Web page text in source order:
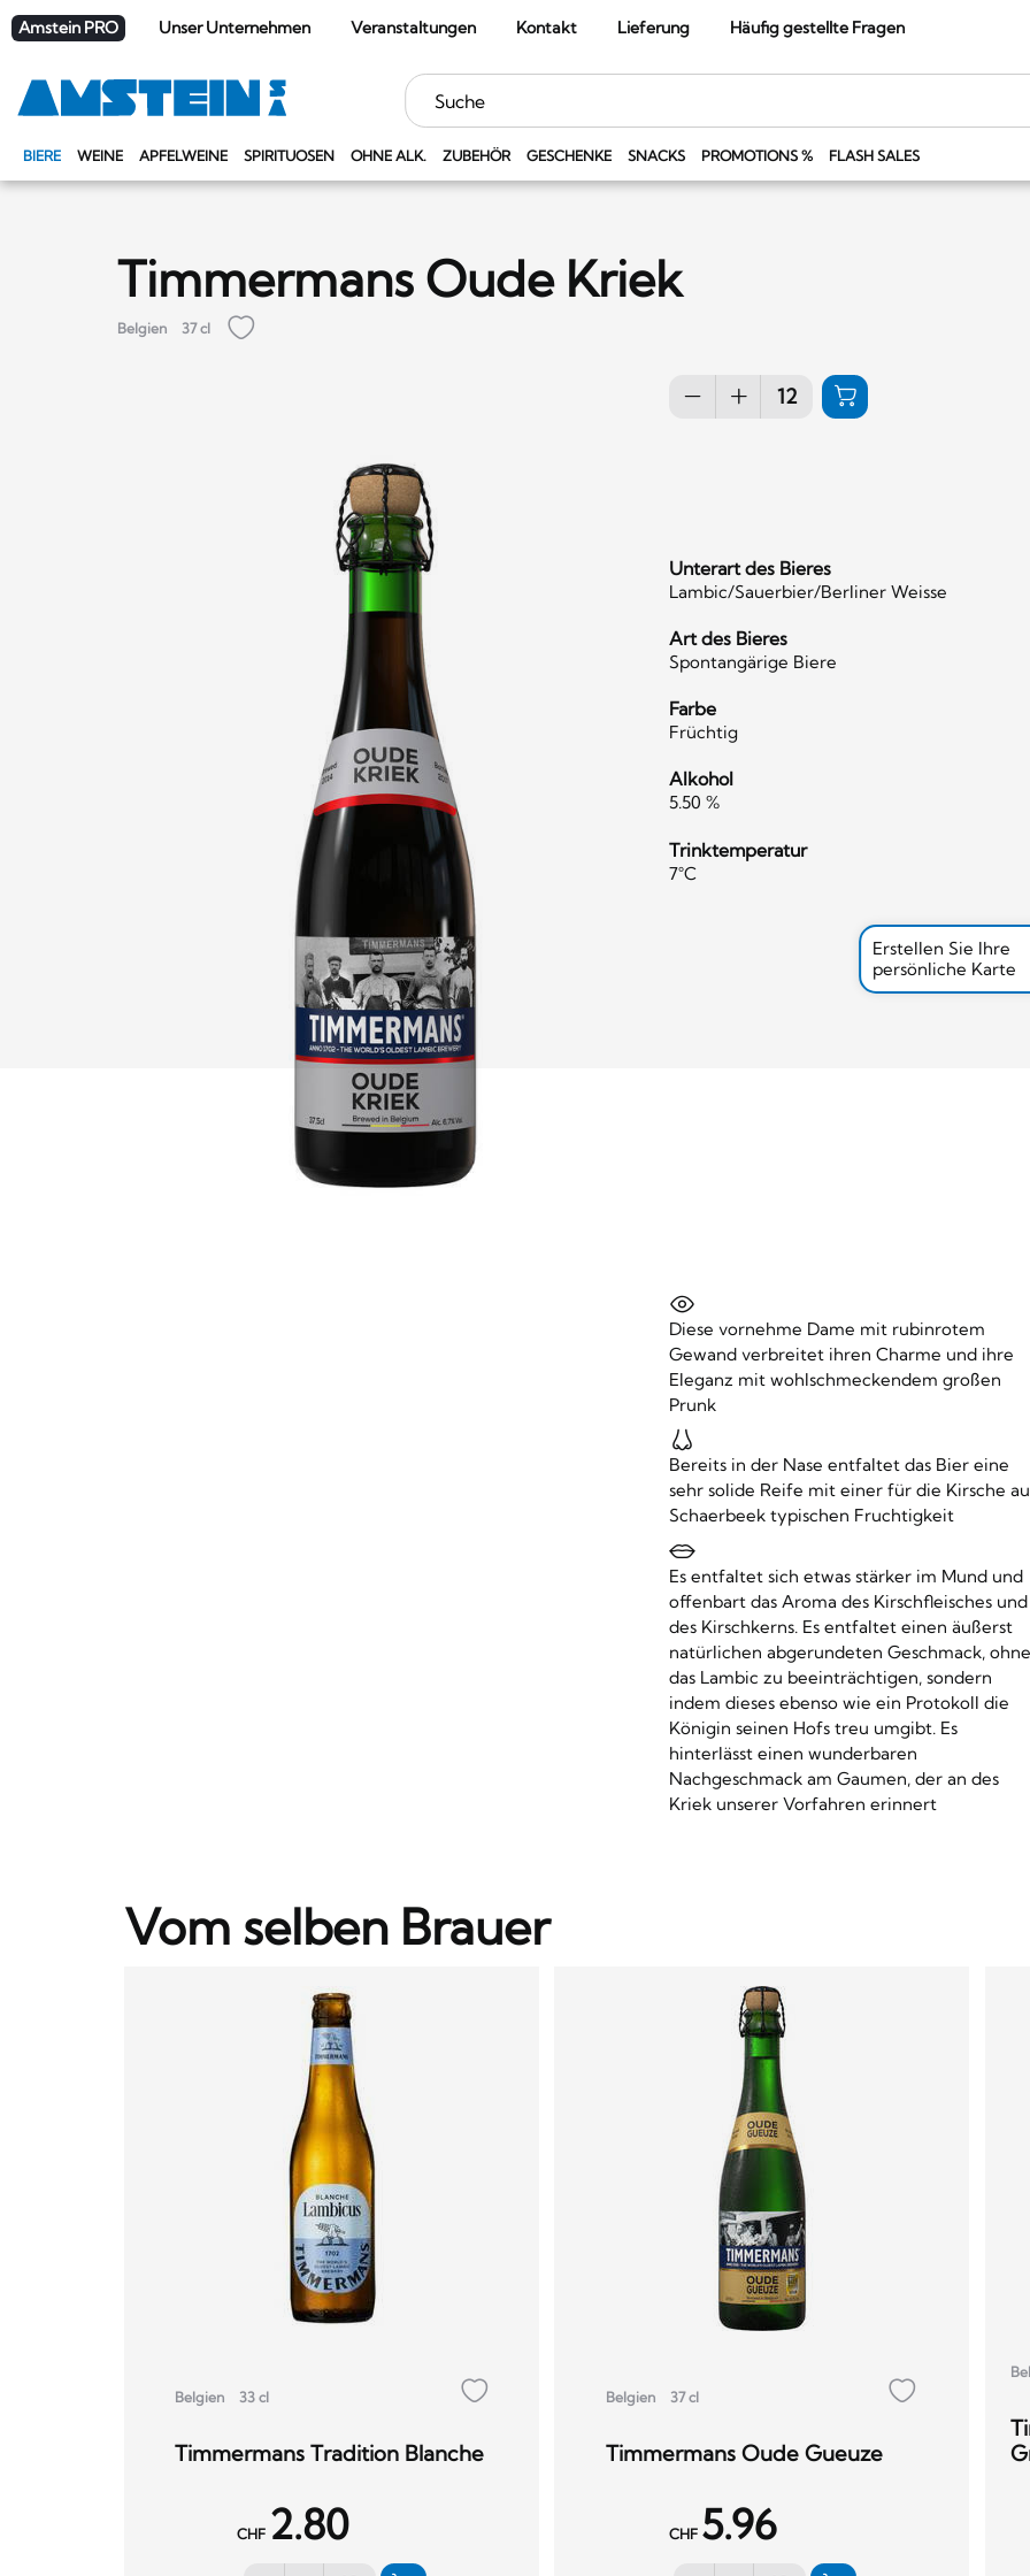
Amstein PRO Unser Unternehmen Veranstaltungen Kontakt Lieferung Häufig gestellte Fragen
BIERE WEINE APFELWEINE SPIRITUOSEN OHNE ALK. ZUBEHÖR GESCHENKE SNACKS PROMOTIONS % FLASH SALES
Stichwörter
Timmermans Oude Kriek
Belgien 37 cl
Unterart des Bieres
Lambic/Sauerbier/Berliner Weisse
Art des Bieres
Spontangärige Biere
Farbe
Früchtig
Alkohol
5.50 %
Trinktemperatur
7°C
Erstellen Sie Ihre
persönliche Karte
Diese vornehme Dame mit rubinrotem
Gewand verbreitet ihren Charme und ihre
Eleganz mit wohlschmeckendem großen
Prunk
Bereits in der Nase entfaltet das Bier eine
sehr solide Reife mit einer für die Kirsche
Schaerbeek typischen Fruchtigkeit
Es entfaltet sich etwas stärker im Mund und
offenbart das Aroma des Kirschfleisches und
des Kirschkerns. Es entfaltet einen äußerst
natürlichen abgerundeten Geschmack,
das Lambic zu beeinträchtigen, sondern
indem dieses ebenso wie ein Protokoll die
Königin seinen Hofs treu umgibt. Es
hinterlässt einen wunderbaren
Nachgeschmack am Gaumen, der an des
Kriek unserer Vorfahren erinnert
Vom selben Brauer
Belgien 33 cl
Timmermans Tradition Blanche
CHF 2.80
Belgien 37 cl
Timmermans Oude Gueuze
CHF 5.96